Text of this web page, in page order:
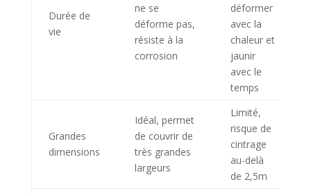
Durée de
vie
ne se
déforme pas,
résiste à la
corrosion
déformer
avec la
chaleur et
jaunir
avec le
temps
Grandes
dimensions
Idéal, permet
de couvrir de
très grandes
largeurs
Limité,
risque de
cintrage
au-delà
de 2,5m